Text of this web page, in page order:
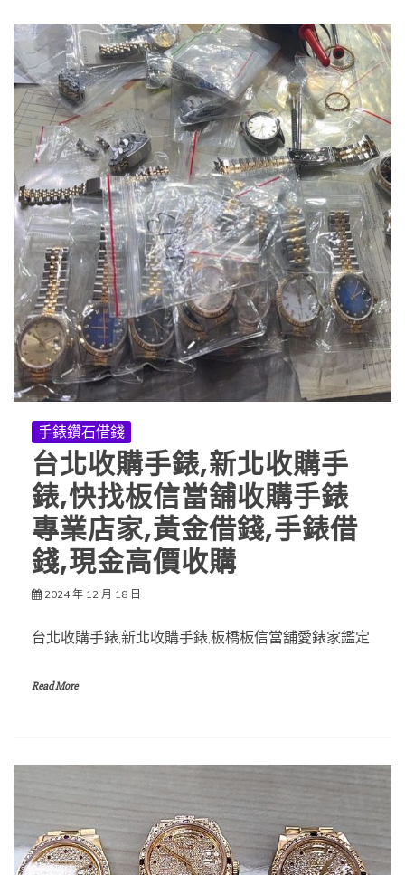
手錶鑽石借錢
台北收購手錶,新北收購手
錶,快找板信當舖收購手錶
專業店家,黃金借錢,手錶借
錢,現金高價收購
2024 年 12 月 18 日
台北收購手錶,新北收購手錶,板橋板信當舖愛錶家鑑定
Read More